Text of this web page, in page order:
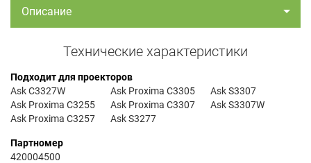
Описание
Технические характеристики
Подходит для проекторов
Ask C3327W
Ask Proxima C3255
Ask Proxima C3257
Ask Proxima C3305
Ask Proxima C3307
Ask S3277
Ask S3307
Ask S3307W
Партномер
420004500